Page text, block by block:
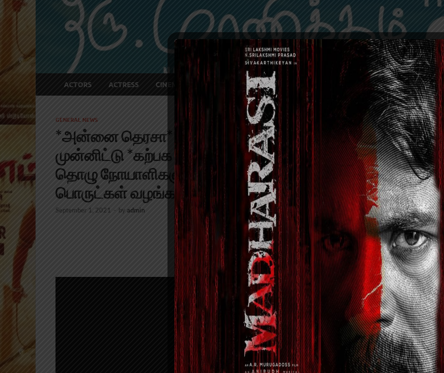
ACTORS ACTRESS CINEMA NEWS EVENTS GENERAL NEWS POSTERS
GENERAL NEWS
*அன்னை தெரசா* அவர்களின் 112 வது பிறந்த நாளை
முன்னிட்டு *கற்பக விருட்சம் அறக்கட்டளை* சார்பில்
தொழு நோயாளிகளுக்கு அரிசி மற்றும் மளிகை
பொருட்கள் வழங்கப்பட்டது.
September 1, 2021 - by admin